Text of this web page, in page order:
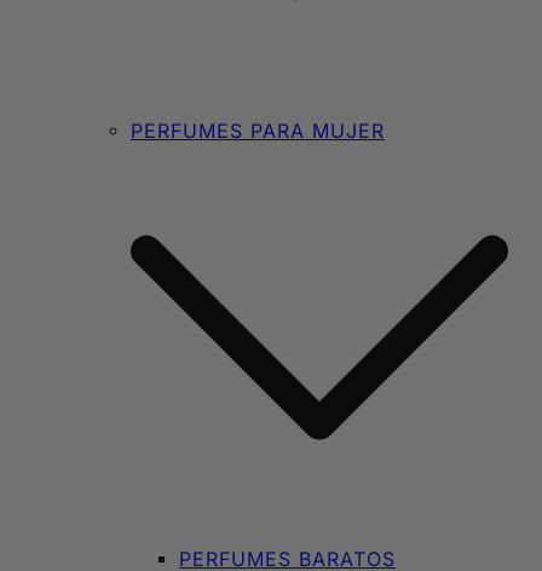
PERFUMES PARA MUJER
PERFUMES BARATOS